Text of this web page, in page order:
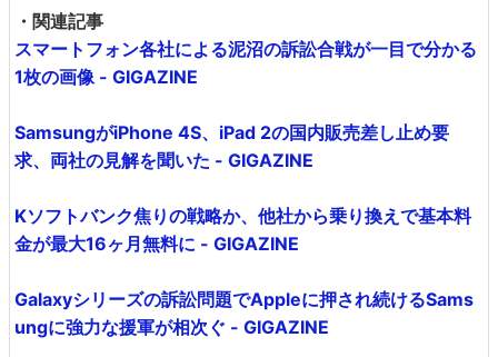
・関連記事
スマートフォン各社による泥沼の訴訟合戦が一目で分かる
1枚の画像 - GIGAZINE
SamsungがiPhone 4S、iPad 2の国内販売差し止め要
求、両社の見解を聞いた - GIGAZINE
Kソフトバンク焦りの戦略か、他社から乗り換えで基本料
金が最大16ヶ月無料に - GIGAZINE
Galaxyシリーズの訴訟問題でAppleに押され続けるSams
ungに強力な援軍が相次ぐ - GIGAZINE